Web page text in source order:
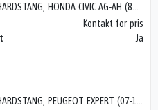
Kontakt for pris
Ja